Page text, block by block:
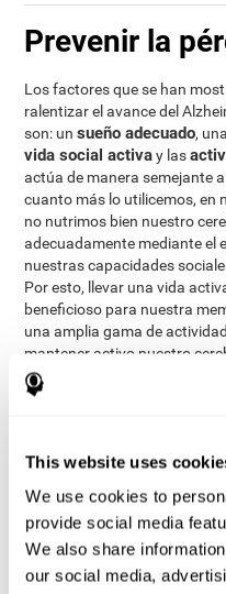
This website uses
We use cookies to
provide social media
We also share
our social media,
Prevenir la
Los factores que se han
ralentizar el avance del
son: unsueño adecuado, una
vida social activay las
actúa de manera semejante
cuanto más lo utilicemos, en
no nutrimos bien nuestro
adecuadamente mediante el
nuestras capacidades
Por esto, llevar una vida
beneficioso para nuestra
una amplia gama de
mantener activo nuestro
capacidades cognitivas.
fortalece la memoria en
Mediante laEstimulación
entrenar y fortalecer las
personas, como la atención,
funciones ejecutivas. Son
que se pueden ver
que cursan con pérdida de